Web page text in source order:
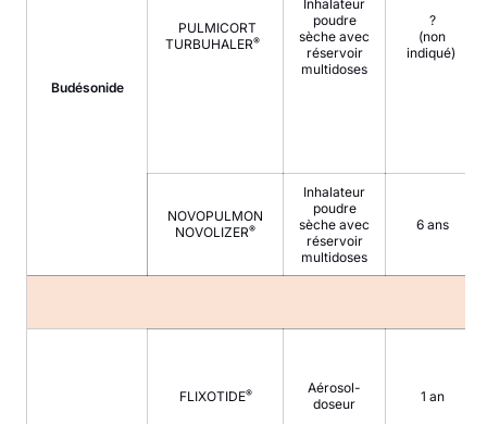
Budésonide
PULMICORT
TURBUHALER®
Inhalateur
poudre
sèche avec
réservoir
multidoses
?
(non
indiqué)
NOVOPULMON
NOVOLIZER®
Inhalateur
poudre
sèche avec
réservoir
multidoses
6 ans
FLIXOTIDE®
Aérosol-
doseur
1 an